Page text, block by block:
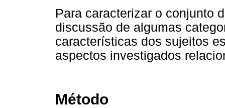
Para caracterizar o conjunto
discussão de algumas
características dos sujeitos
aspectos investigados
Método